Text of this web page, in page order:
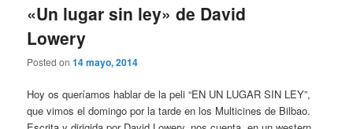
«Un lugar sin ley» de David
Lowery
Posted on14 mayo, 2014
Hoy os queríamos hablar de la peli “EN UN LUGAR SIN LEY”,
que vimos el domingo por la tarde en los Multicines de Bilbao.